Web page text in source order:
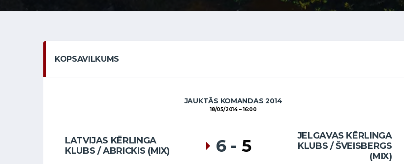
KOPSAVILKUMS
JAUKTĀS KOMANDAS 2014
18/05/2014 16:00
LATVIJAS KĒRLINGA
KLUBS / ABRICKIS (MIX)
JELGAVAS KĒRLINGA
KLUBS / ŠVEISBERGS
(MIX)
6 - 5